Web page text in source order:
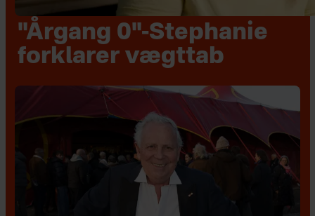
"Årgang 0"-Stephanie
forklarer vægttab